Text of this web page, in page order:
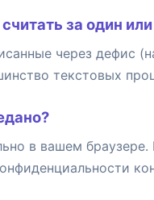
за один
через дефис
текстовых
в вашем